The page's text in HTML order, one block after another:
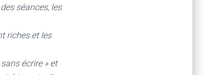
séances, les
riches et les
écrire » et